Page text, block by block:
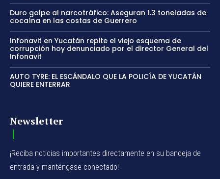
Duro golpe al narcotráfico: Aseguran 1.3 toneladas de
cocaína en las costas de Guerrero
Infonavit en Yucatán repite el viejo esquema de
corrupción hoy denunciado por el director General del
Infonavit
AUTO TYRE: EL ESCÁNDALO QUE LA POLICÍA DE YUCATÁN
QUIERE ENTERRAR
Newsletter
¡Reciba noticias importantes directamente en su bandeja de
entrada y manténgase conectado!